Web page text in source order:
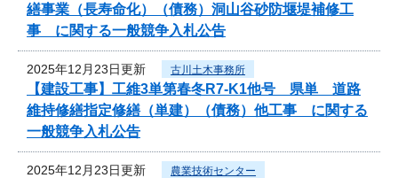
繕事業（長寿命化）（債務）洞山谷砂防堰堤補修工
事 に関する一般競争入札公告
2025年12月23日更新 古川土木事務所
【建設工事】工維3単第春冬R7-K1他号 県単 道路
維持修繕指定修繕（単建）（債務）他工事 に関する
一般競争入札公告
2025年12月23日更新 農業技術センター